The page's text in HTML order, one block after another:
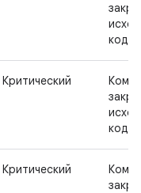
Критический
Критический